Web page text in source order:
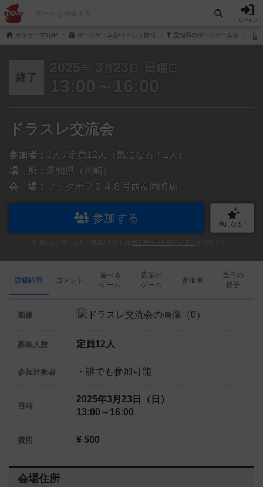
ログイン
ボドゲーマTOP ボードゲーム会/イベント情報 愛知県のボードゲーム会
終了
2025 年 3 月 23 日 日 曜日
13:00～16:00
ドラスレ交流会
参加者： 1人 / 定員12人（気になる！1人）
場 所： 愛知県（岡崎）
会 場： ブックオフ２４８号西友岡崎店
参加する 気になる！
ボドゲーマへのログイン
詳細内容 コメント
遊べる
ゲーム
店舗の
ゲーム
参加者
当日の
様子
画像
募集人数 定員12人
参加対象者 ・誰でも参加可能
日時
2025年3月23日（日）
13:00～16:00
費用 ¥ 500
会場住所